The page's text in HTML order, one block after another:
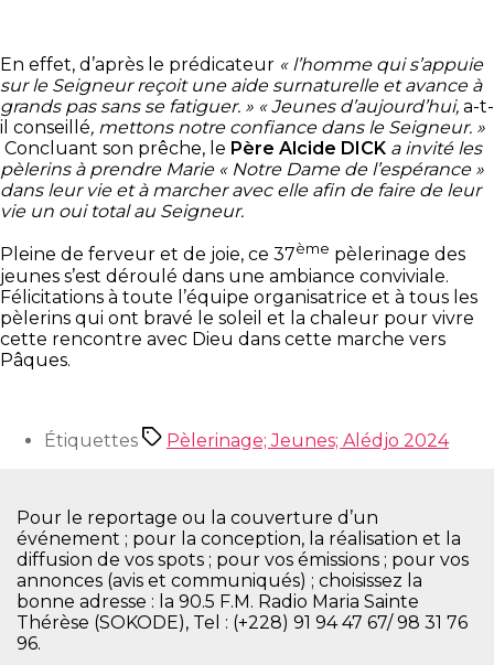
En effet, d’après le prédicateur « l’homme qui s’appuie
sur le Seigneur reçoit une aide surnaturelle et avance à
grands pas sans se fatiguer. » « Jeunes d’aujourd’hui, a-t-
il conseillé, mettons notre confiance dans le Seigneur. »
Concluant son prêche, le Père Alcide DICK a invité les
pèlerins à prendre Marie « Notre Dame de l’espérance »
dans leur vie et à marcher avec elle afin de faire de leur
vie un oui total au Seigneur.
Pleine de ferveur et de joie, ce 37ème pèlerinage des
jeunes s’est déroulé dans une ambiance conviviale.
Félicitations à toute l’équipe organisatrice et à tous les
pèlerins qui ont bravé le soleil et la chaleur pour vivre
cette rencontre avec Dieu dans cette marche vers
Pâques.
Étiquettes Pèlerinage; Jeunes; Alédjo 2024
Pour le reportage ou la couverture d’un
événement ; pour la conception, la réalisation et la
diffusion de vos spots ; pour vos émissions ; pour vos
annonces (avis et communiqués) ; choisissez la
bonne adresse : la 90.5 F.M. Radio Maria Sainte
Thérèse (SOKODE), Tel : (+228) 91 94 47 67/ 98 31 76
96.